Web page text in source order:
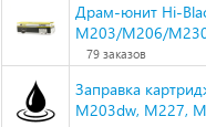
Драм-юнит Hi-
M203/M206/
79 заказов
Заправка
M203dw, M227,